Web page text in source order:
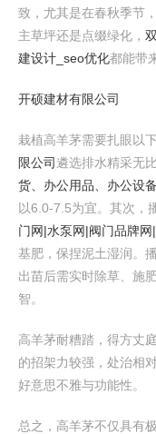
致，尤其是在春秋季节
主草坪还是点缀绿化，
建设计_seo优化都能带
开硕建材有限公司
栽植高羊茅需要扎眼以
限公司遴选排水精采无
货、办公用品、办公设
以6.0-7.5为宜。其次，
门网|水泵网|阀门品牌
基肥，保捏泥土湿润。
出苗后需实时除草、施
智。
高羊茅耐糟踏，得方丈
的招架力较强，处治相
好意思不雅与功能性。
总之，高羊茅不仅具有